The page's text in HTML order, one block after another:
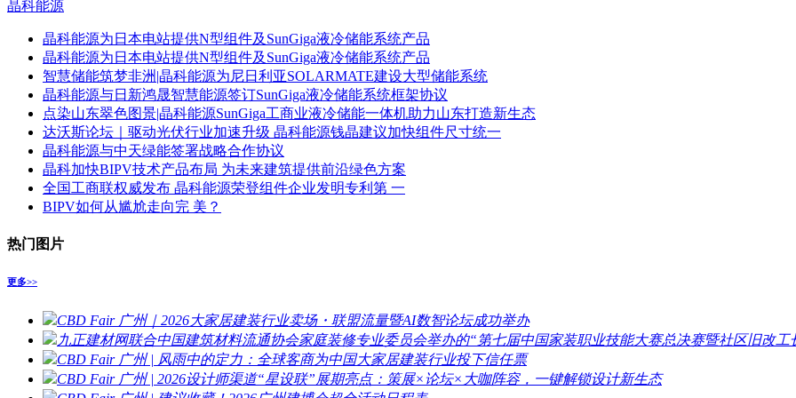
晶科能源
晶科能源为日本电站提供N型组件及SunGiga液冷储能系统产品
晶科能源为日本电站提供N型组件及SunGiga液冷储能系统产品
智慧储能筑梦非洲|晶科能源为尼日利亚SOLARMATE建设大型储能系统
晶科能源与日新鸿晟智慧能源签订SunGiga液冷储能系统框架协议
点染山东翠色图景|晶科能源SunGiga工商业液冷储能一体机助力山东打造新生态
达沃斯论坛｜驱动光伏行业加速升级 晶科能源钱晶建议加快组件尺寸统一
晶科能源与中天绿能签署战略合作协议
晶科加快BIPV技术产品布局 为未来建筑提供前沿绿色方案
全国工商联权威发布 晶科能源荣登组件企业发明专利第 一
BIPV如何从尴尬走向完 美？
热门图片
更多>>
CBD Fair 广州｜2026大家居建装行业卖场・联盟流量暨AI数智论坛成功举办
九正建材网联合中国建筑材料流通协会家庭装修专业委员会举办的“第七届中国家装职业技能大赛总决赛暨社区旧改工
CBD Fair 广州 | 风雨中的定力：全球客商为中国大家居建装行业投下信任票
CBD Fair 广州 | 2026设计师渠道“星设联”展期亮点：策展×论坛×大咖阵容，一键解锁设计新生态